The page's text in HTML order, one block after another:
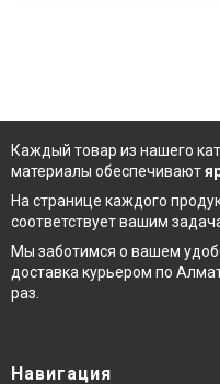
Каждый товар из нашего
материалы обеспечивают
На странице каждого
соответствует вашим
Мы заботимся о вашем
доставка курьером по
раз.
Навигация